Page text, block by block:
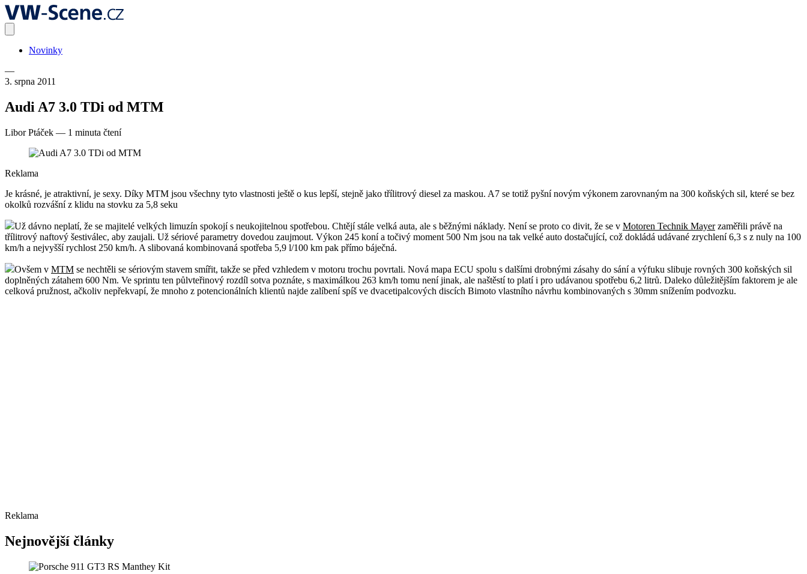
Novinky
—
3. srpna 2011
Audi A7 3.0 TDi od MTM
Libor Ptáček — 1 minuta čtení
Reklama
Je krásné, je atraktivní, je sexy. Díky MTM jsou všechny tyto vlastnosti ještě o kus lepší, stejně jako třílitrový diesel za maskou. A7 se totiž pyšní novým výkonem zarovnaným na 300 koňských sil, které se bez
okolků rozvášní z klidu na stovku za 5,8 seku
Už dávno neplatí, že se majitelé velkých limuzín spokojí s neukojitelnou spotřebou. Chtějí stále velká auta, ale s běžnými náklady. Není se proto co divit, že se v Motoren Technik Mayerzaměřili právě na
třílitrový naftový šestiválec, aby zaujali. Už sériové parametry dovedou zaujmout. Výkon 245 koní a točivý moment 500 Nm jsou na tak velké auto dostačující, což dokládá udávané zrychlení 6,3 s z nuly na 100
km/h a nejvyšší rychlost 250 km/h. A slibovaná kombinovaná spotřeba 5,9 l/100 km pak přímo báječná.
Ovšem v MTM se nechtěli se sériovým stavem smířit, takže se před vzhledem v motoru trochu povrtali. Nová mapa ECU spolu s dalšími drobnými zásahy do sání a výfuku slibuje rovných 300 koňských sil
doplněných zátahem 600 Nm. Ve sprintu ten půlvteřinový rozdíl sotva poznáte, s maximálkou 263 km/h tomu není jinak, ale naštěstí to platí i pro udávanou spotřebu 6,2 litrů. Daleko důležitějším faktorem je ale
celková pružnost, ačkoliv nepřekvapí, že mnoho z potencionálních klientů najde zalíbení spíš ve dvacetipalcových discích Bimoto vlastního návrhu kombinovaných s 30mm snížením podvozku.
Reklama
Nejnovější články